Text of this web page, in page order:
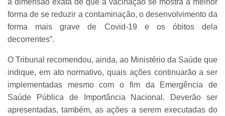
forma de se reduzir a contaminação, o desenvolvimento da
forma mais grave de Covid-19 e os óbitos dela
decorrentes”.
O Tribunal recomendou, ainda, ao Ministério da Saúde que
indique, em ato normativo, quais ações continuarão a ser
implementadas mesmo com o fim da Emergência de
Saúde Pública de Importância Nacional. Deverão ser
apresentadas, também, as ações a serem executadas do